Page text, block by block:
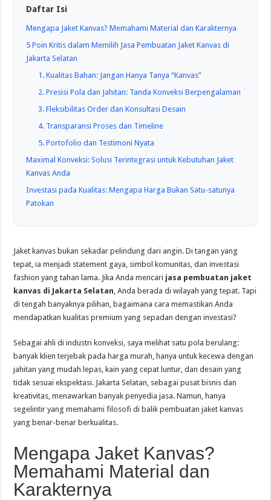
Daftar Isi
Mengapa Jaket Kanvas? Memahami Material dan Karakternya
5 Poin Kritis dalam Memilih Jasa Pembuatan Jaket Kanvas di
Jakarta Selatan
1. Kualitas Bahan: Jangan Hanya Tanya “Kanvas”
2. Presisi Pola dan Jahitan: Tanda Konveksi Berpengalaman
3. Fleksibilitas Order dan Konsultasi Desain
4. Transparansi Proses dan Timeline
5. Portofolio dan Testimoni Nyata
Maximal Konveksi: Solusi Terintegrasi untuk Kebutuhan Jaket
Kanvas Anda
Investasi pada Kualitas: Mengapa Harga Bukan Satu-satunya
Patokan
Jaket kanvas bukan sekadar pelindung dari angin. Di tangan yang
tepat, ia menjadi statement gaya, simbol komunitas, dan investasi
fashion yang tahan lama. Jika Anda mencari jasa pembuatan jaket
kanvas di Jakarta Selatan , Anda berada di wilayah yang tepat. Tapi
di tengah banyaknya pilihan, bagaimana cara memastikan Anda
mendapatkan kualitas premium yang sepadan dengan investasi?
Sebagai ahli di industri konveksi, saya melihat satu pola berulang:
banyak klien terjebak pada harga murah, hanya untuk kecewa dengan
jahitan yang mudah lepas, kain yang cepat luntur, dan desain yang
tidak sesuai ekspektasi. Jakarta Selatan, sebagai pusat bisnis dan
kreativitas, menawarkan banyak penyedia jasa. Namun, hanya
segelintir yang memahami filosofi di balik pembuatan jaket kanvas
yang benar-benar berkualitas.
Mengapa Jaket Kanvas?
Memahami Material dan
Karakternya